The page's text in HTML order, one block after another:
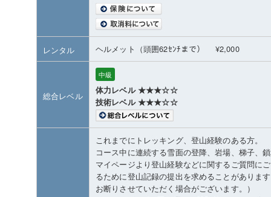
レンタル ヘルメット（頭囲62ｾﾝﾁまで） ¥2,000
総合レベル
中級
体力レベル ★★★☆☆
技術レベル ★★★☆☆
これまでにトレッキング、登山経験のある方。
コース中に連続する雪面の登降、岩場、梯子、
マイページより登山経験などに関するご質問に
るために登山記録の提出を求めることがありま
お断りさせていただく場合がございます。）